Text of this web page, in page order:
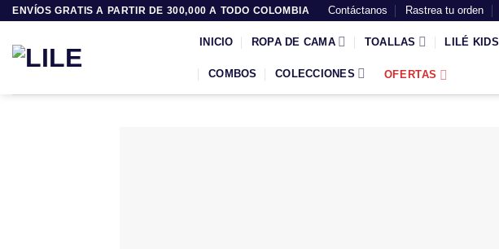
Saltar
contenido
ENVÍOS GRATIS A PARTIR DE 300,000 A TODO COLOMBIA Contáctanos Rastrea tu orden
INICIO ROPA DE CAMA TOALLAS LILÉ KIDS
COMBOS COLECCIONES OFERTAS